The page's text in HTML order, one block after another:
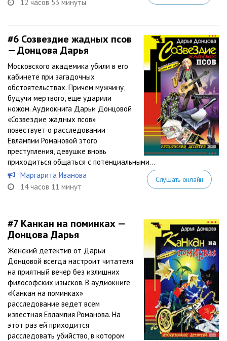
12 часов 53 минуты
#6 Созвездие жадных псов
— Донцова Дарья
Московского академика убили в его
кабинете при загадочных
обстоятельствах. Причем мужчину,
будучи мертвого, еще ударили
ножом. Аудиокнига Дарьи Донцовой
«Созвездие жадных псов»
повествует о расследовании
Евлампии Романовой этого
преступления, девушке вновь
приходиться общаться с потенциальными...
Маргарита Иванова
14 часов 11 минут
Слушать онлайн
#7 Канкан на поминках —
Донцова Дарья
Женский детектив от Дарьи
Донцовой всегда настроит читателя
на приятный вечер без излишних
философских изысков. В аудиокниге
«Канкан на поминках»
расследование ведет всем
известная Евлампия Романова. На
этот раз ей приходится
расследовать убийство, в котором